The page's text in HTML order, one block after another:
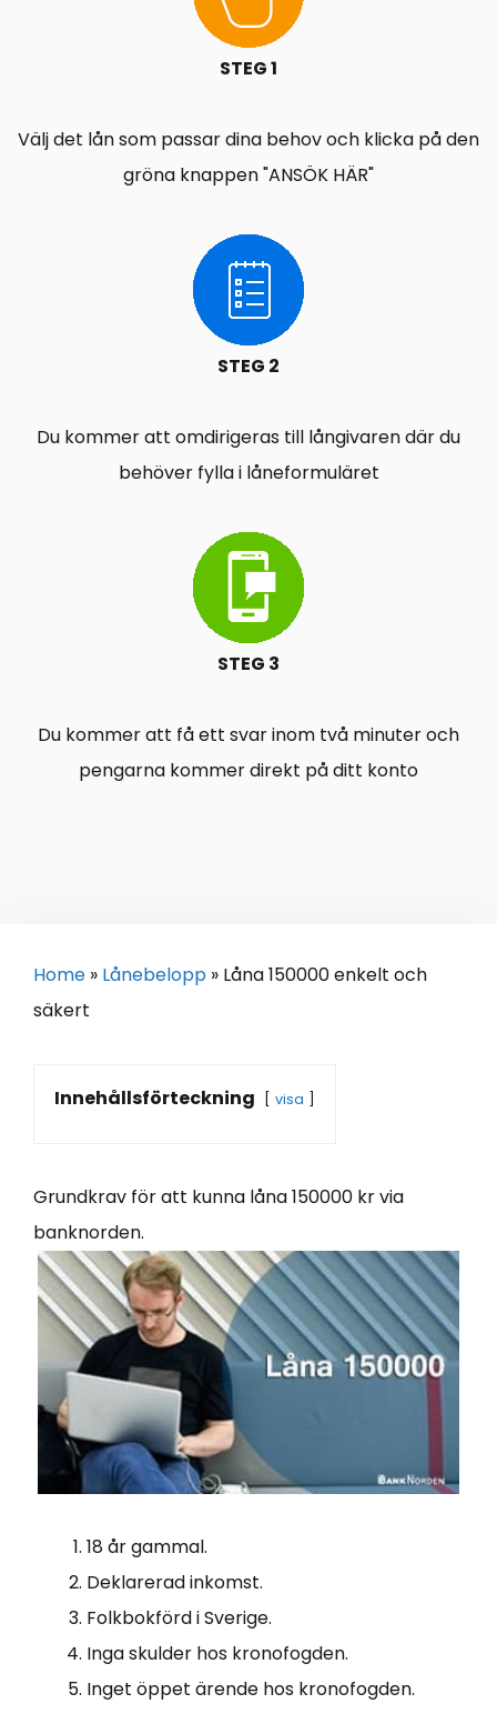
STEG 1
Välj det lån som passar dina behov och klicka på den
gröna knappen "ANSÖK HÄR"
STEG 2
Du kommer att omdirigeras till långivaren där du
behöver fylla i låneformuläret
STEG 3
Du kommer att få ett svar inom två minuter och
pengarna kommer direkt på ditt konto
Home » Lånebelopp » Låna 150000 enkelt och
säkert
Innehållsförteckning visa
Grundkrav för att kunna låna 150000 kr via
banknorden.
18 år gammal.
Deklarerad inkomst.
Folkbokförd i Sverige.
Inga skulder hos kronofogden.
Inget öppet ärende hos kronofogden.